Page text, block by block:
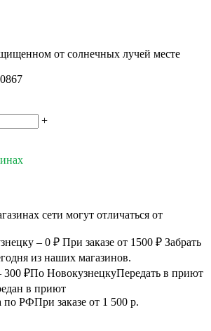
от солнечных лучей месте
+
сети могут отличаться от
– 0 ₽ При заказе от 1500 ₽ Забрать
из наших магазинов.
300 ₽По НовокузнецкуПередать в приют
в приют
по РФПри заказе от 1 500 р.